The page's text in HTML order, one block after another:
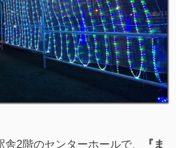
2階のセンターホールで、
『ま